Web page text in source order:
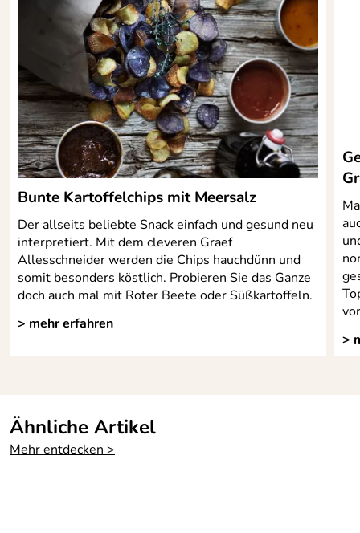
Bewertungsdatum: 06.12.2020
*****
Verifizierte Bewertung
alles gut.
Kaufdatum: 12.05.2020
Bewertungsdatum: 09.09.2020
Erik
*****
Verifizierte Bewertung
Lieferung kam schneller, als angegeben. Gute Qualität
Kaufdatum: 22.12.2019
Bewertungsdatum: 01.01.2020
Igor
*****
Verifizierte Bewertung
Die Mühle wird ein Geschenk.
Armin
*****
Verifizierte Bewertung
Bunte Kartoffelchips mit Meersalz
Der allseits beliebte Snack einfach und gesund neu
interpretiert. Mit dem cleveren Graef
Allesschneider werden die Chips hauchdünn und
somit besonders köstlich. Probieren Sie das Ganze
doch auch mal mit Roter Beete oder Süßkartoffeln.
> mehr erfahren
>
Ähnliche Artikel
Mehr entdecken >